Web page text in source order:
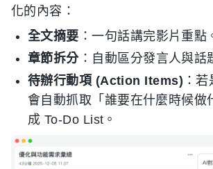
化的內容：
全文摘要 ：一句話講完影片重點
章節拆分：自動區分發言人與話
待辦行動項 (Action Items) ：
會自動抓取「誰要在什麼時候做
成 To-Do List。